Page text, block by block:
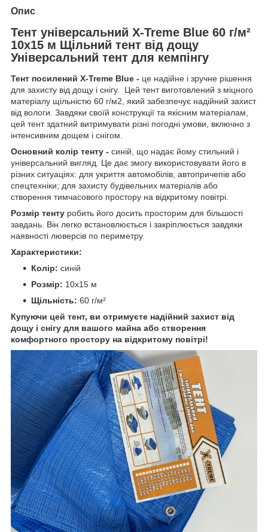
Опис
Тент універсальний X-Treme Blue 60 г/м²
10х15 м Щільний тент від дощу
Універсальний тент для кемпінгу
Тент посилений X-Treme Blue - це надійне і зручне рішення
для захисту від дощу і снігу. Цей тент виготовлений з міцного
матеріалу щільністю 60 г/м2, який забезпечує надійний захист
від вологи. Завдяки своїй конструкції та якісним матеріалам,
цей тент здатний витримувати різні погодні умови, включно з
інтенсивним дощем і снігом.
Основний колір тенту - синій, що надає йому стильний і
універсальний вигляд. Це дає змогу використовувати його в
різних ситуаціях: для укриття автомобілів, автопричепів або
спецтехніки; для захисту будівельних матеріалів або
створення тимчасового простору на відкритому повітрі.
Розмір тенту робить його досить просторим для більшості
завдань. Він легко встановлюється і закріплюється завдяки
наявності люверсів по периметру.
Характеристики:
Колір: синій
Розмір: 10х15 м
Щільність: 60 г/м²
Купуючи цей тент, ви отримуєте надійний захист від
дощу і снігу для вашого майна або створення
комфортного простору на відкритому повітрі!